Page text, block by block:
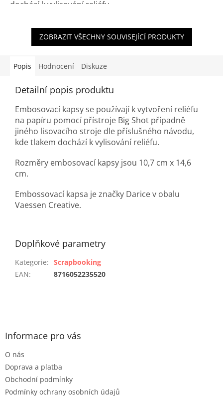
dochází k vylisování reliéfu.
ZOBRAZIT VŠECHNY SOUVISEJÍCÍ PRODUKTY
Popis Hodnocení Diskuze
Detailní popis produktu
Embosovací kapsy se používají k vytvoření reliéfu
na papíru pomocí přístroje Big Shot případně
jiného lisovacího stroje dle příslušného návodu,
kde tlakem dochází k vylisování reliéfu.
Rozměry embosovací kapsy jsou 10,7 cm x 14,6
cm.
Embossovací kapsa je značky Darice v obalu
Vaessen Creative.
Doplňkové parametry
Kategorie: Scrapbooking
EAN: 8716052235520
Z
Informace pro vás
O nás
Doprava a platba
Obchodní podmínky
Podmínky ochrany osobních údajů